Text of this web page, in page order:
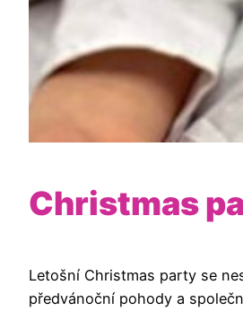
Christmas
Letošní Christmas party se
předvánoční pohody a